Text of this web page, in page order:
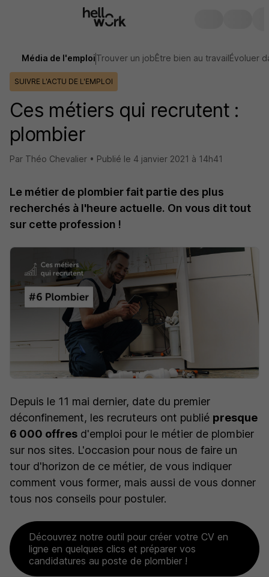
Média de l'emploiTrouver un jobÊtre bien au travailÉvoluer
SUIVRE L'ACTU DE L'EMPLOI
Ces métiers qui recrutent :
plombier
Par Théo Chevalier • Publié le 4 janvier 2021 à 14h41
Le métier de plombier fait partie des plus
recherchés à l'heure actuelle. On vous dit tout
sur cette profession !
Depuis le 11 mai dernier, date du premier
déconfinement, les recruteurs ont publié presque
6 000 offres d'emploi pour le métier de plombier
sur nos sites. L'occasion pour nous de faire un
tour d'horizon de ce métier, de vous indiquer
comment vous former, mais aussi de vous donner
tous nos conseils pour postuler.
Découvrez notre outil pour créer votre CV en
ligne en quelques clics et préparer vos
candidatures au poste de plombier !